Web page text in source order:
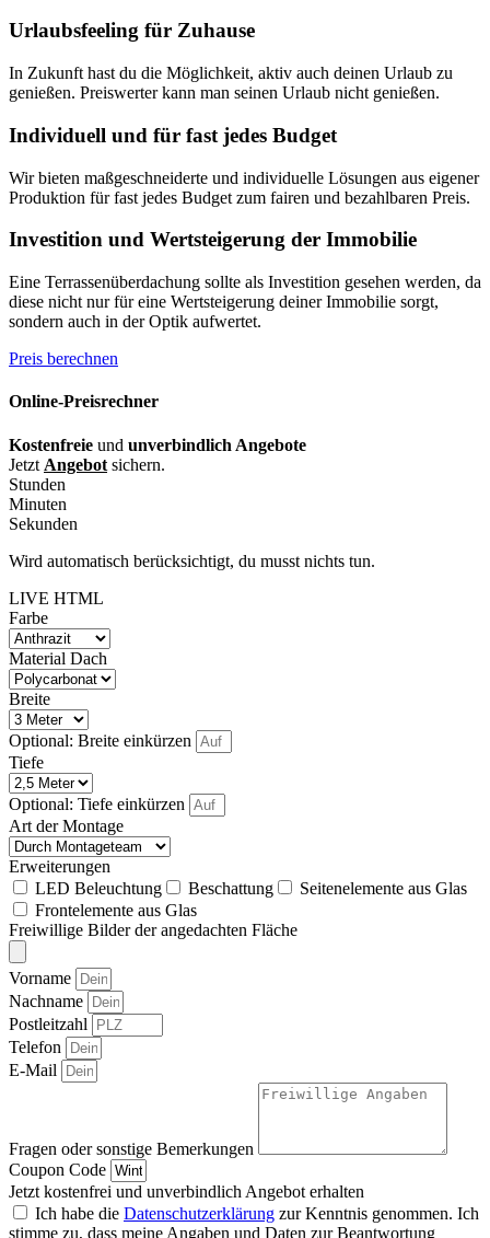
Urlaubsfeeling für Zuhause
In Zukunft hast du die Möglichkeit, aktiv auch deinen Urlaub zu
genießen. Preiswerter kann man seinen Urlaub nicht genießen.
Individuell und für fast jedes Budget
Wir bieten maßgeschneiderte und individuelle Lösungen aus eigener
Produktion für fast jedes Budget zum fairen und bezahlbaren Preis.
Investition und Wertsteigerung der Immobilie
Eine Terrassenüberdachung sollte als Investition gesehen werden, da
diese nicht nur für eine Wertsteigerung deiner Immobilie sorgt,
sondern auch in der Optik aufwertet.
Preis berechnen
Online-Preisrechner
Kostenfreie und unverbindlich Angebote
Jetzt Angebot sichern.
Stunden
Minuten
Sekunden
Wird automatisch berücksichtigt, du musst nichts tun.
LIVE HTML
Farbe
Material Dach
Breite
Optional: Breite einkürzen
Tiefe
Optional: Tiefe einkürzen
Art der Montage
Erweiterungen
LED Beleuchtung
Beschattung
Seitenelemente aus Glas
Frontelemente aus Glas
Freiwillige Bilder der angedachten Fläche
Vorname
Nachname
Postleitzahl
Telefon
E-Mail
Fragen oder sonstige Bemerkungen
Coupon Code
Jetzt kostenfrei und unverbindlich Angebot erhalten
Ich habe die Datenschutzerklärung zur Kenntnis genommen. Ich
stimme zu, dass meine Angaben und Daten zur Beantwortung